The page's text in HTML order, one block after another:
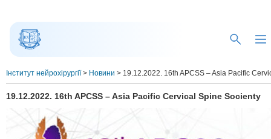
Інститут нейрохірургії> Новини > 19.12.2022. 16th APCSS – Asia Pacific
19.12.2022. 16th APCSS – Asia Pacific Cervical Spine Socienty